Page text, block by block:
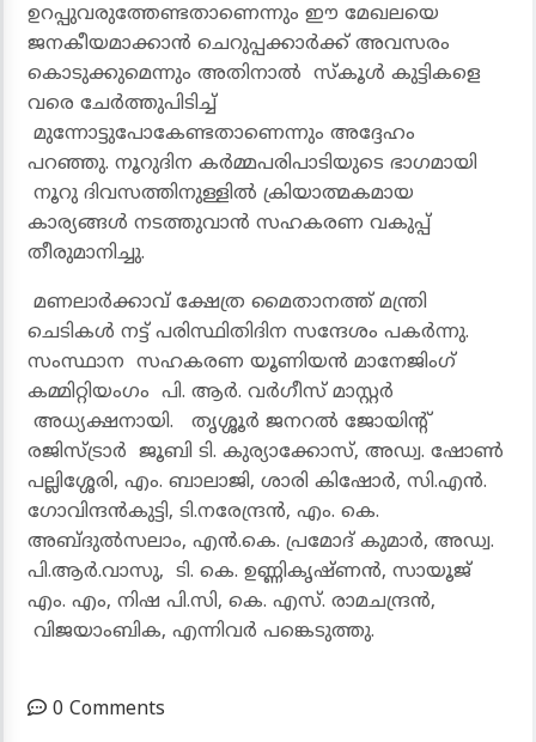
ഉറപ്പുവരുത്തേണ്ടതാണെന്നും ഈ മേഖലയെ
ജനകീയമാക്കാൻ ചെറുപ്പക്കാർക്ക് അവസരം
കൊടുക്കുമെന്നും അതിനാൽ സ്കൂൾ കുട്ടികളെ
വരെ ചേർത്തുപിടിച്ച്
മുന്നോട്ടുപോകേണ്ടതാണെന്നും അദ്ദേഹം
പറഞ്ഞു. നൂറുദിന കർമ്മപരിപാടിയുടെ ഭാഗമായി
നൂറു ദിവസത്തിനുള്ളിൽ ക്രിയാത്മകമായ
കാര്യങ്ങൾ നടത്തുവാൻ സഹകരണ വകുപ്പ്
തീരുമാനിച്ചു.
മണലാർക്കാവ് ക്ഷേത്ര മൈതാനത്ത് മന്ത്രി
ചെടികൾ നട്ട് പരിസ്ഥിതിദിന സന്ദേശം പകർന്നു.
സംസ്ഥാന സഹകരണ യൂണിയൻ മാനേജിംഗ്
കമ്മിറ്റിയംഗം പി. ആർ. വർഗീസ് മാസ്റ്റർ
അധ്യക്ഷനായി. തൃശ്ശൂർ ജനറൽ ജോയിന്റ്
രജിസ്ട്രാർ ജൂബി ടി. കുര്യാക്കോസ്, അഡ്വ. ഷോൺ
പല്ലിശ്ശേരി, എം. ബാലാജി, ശാരി കിഷോർ, സി.എൻ.
ഗോവിന്ദൻകുട്ടി, ടി.നരേന്ദ്രൻ, എം. കെ.
അബ്ദുൽസലാം, എൻ.കെ. പ്രമോദ് കുമാർ, അഡ്വ.
പി.ആർ.വാസു, ടി. കെ. ഉണ്ണികൃഷ്ണൻ, സായൂജ്
എം. എം, നിഷ പി.സി, കെ. എസ്. രാമചന്ദ്രൻ,
വിജയാംബിക, എന്നിവർ പങ്കെടുത്തു.
0 Comments